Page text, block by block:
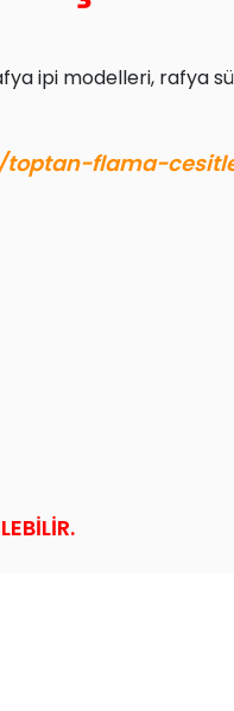
ipi modelleri, rafya
flama-